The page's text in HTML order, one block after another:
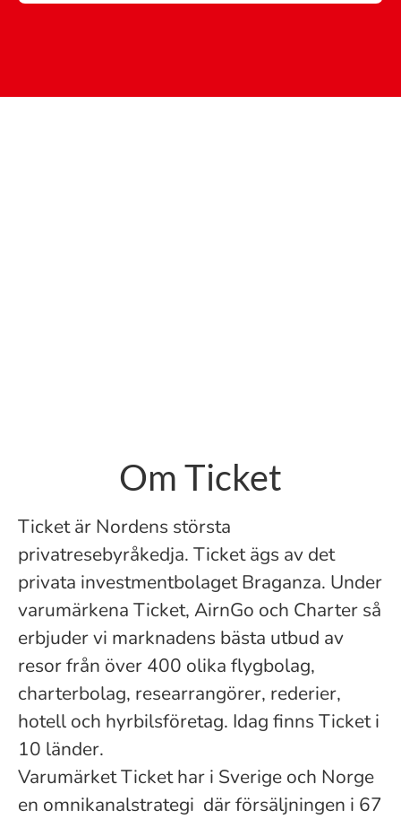
Om Ticket
Ticket är Nordens största
privatresebyråkedja. Ticket ägs av det
privata investmentbolaget Braganza. Under
varumärkena Ticket, AirnGo och Charter så
erbjuder vi marknadens bästa utbud av
resor från över 400 olika flygbolag,
charterbolag, researrangörer, rederier,
hotell och hyrbilsföretag. Idag finns Ticket i
10 länder.
Varumärket Ticket har i Sverige och Norge
en omnikanalstrategi där försäljningen i 67